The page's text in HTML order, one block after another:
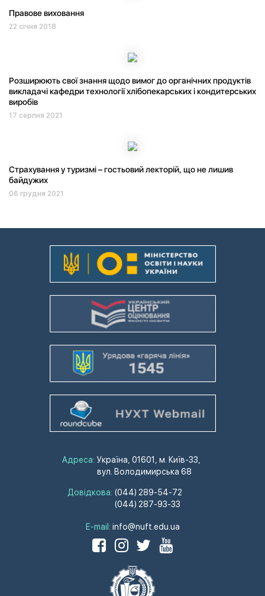
Правове виховання
22 січня 2018
Розширюють свої знання щодо вимог до органічних продуктів
викладачі кафедри технології хлібопекарських і кондитерських
виробів
17 серпня 2021
Страхування у туризмі – гостьовий лекторій, що не лишив
байдужих
06 грудня 2021
Адреса: Україна, 01601, м. Київ-33,
вул. Володимирська 68
Довідкова: (044) 289-54-72
(044) 287-93-33
E-mail: info@nuft.edu.ua